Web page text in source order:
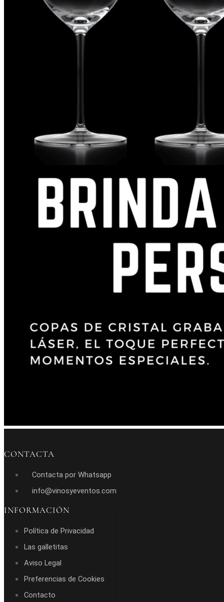
CONTACTA
Contacta por Whatsapp
info@vinosyeventos.com
INFORMACIÓN
Política de Privacidad
Las galletitas
Aviso Legal
Preferencias de Cookies
Contacto